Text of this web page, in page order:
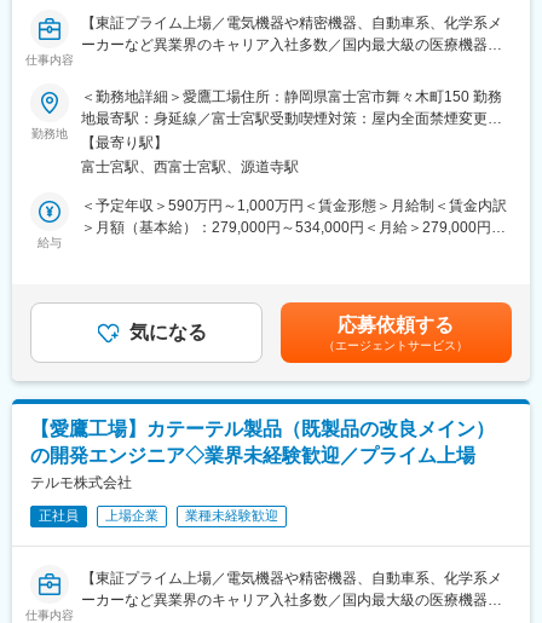
・自己点検（申請書の維持管理状態の点検）
・製品の表示物の審査業務
※規制当局対応は国内だけでなく、海外当局の対応も含まれます。
■製造品目：
富士宮工場で生産している輸液剤、血液バッグ、プレフィルドシ
リンジなどになります。これまでのご経験に応じていずれかの領
域をお任せします。
■組織構成：
品質保証部 薬事課については７名の方が在籍しております。
す。そのため薬事職として非常に豊富な経験を積むことができま
す。
■富士宮工場について：
富士宮工場は、ガラス体温計の製造工場として1964年に操業を開
始した、現存するテルモの工場の中では最も歴史のある工場で
す。現在は主に病院で用いられる輸液剤やプレフィルドシリンジ
（薬剤充填済みシリンジ）、血液センターや病院で用いる血液バ
ッグ等の輸血関連製品、そして心臓外科手術時に用いる人工心肺
用回路の生産を担い、テルモの3つのカンパニー全てに関わる生産
変更の範囲：会社の定める業務
仕事内容
【東証プライム上場／電気機器や精密機器、自動車系、化学系メ
ーカーなど異業界のキャリア入社多数／国内最大級の医療機器メ
上比率7割超】
■求人概要：
テルモでは、一般家庭用の体温計や血圧計から、病院用の体温
計、血圧計、輸液ポンプなど、医療用電気機器（ME機器）に関す
る幅広い製品ラインナップを持っています。本ポジションでは、
主力製品かつグローバル展開しているカテーテルの新製品開発の
■業務内容：
業務内容は大きく2つに分かれており、新しい施策やコンセプトを
考え、探索的・創造的な発想で新製品を開発しています。
とディスカッションしながらニーズを探索する。
・ニーズの具現化：ユーザーニーズからアイデアを固め、実際に
手を動かしてプロトタイプを作製し、本当に役に立つのかを、血
管モデル等を通じて検証する
・開発計画：商品化に向けて量産化、薬事申請など開発全体の計
画を策定する
・量産化：設備導入（技術部と協働）、量産するための生産条件
の設定を行う。何度もテストをして量産ラインに耐えられるの
か？を検証する
・薬事申請：医療機器特有の法規制に準拠するためのデータ取り
勤務地
＜勤務地詳細＞愛鷹工場住所：静岡県富士宮市舞々木町150 勤務
地最寄駅：身延線／富士宮駅受動喫煙対策：屋内全面禁煙変更の
範囲：会社の定める事業所（リモートワーク含む）
【最寄り駅】
富士宮駅、西富士宮駅、源道寺駅
給与
＜予定年収＞590万円～1,000万円＜賃金形態＞月給制＜賃金内訳
＞月額（基本給）：279,000円～534,000円＜月給＞279,000円～
金はあくまでも目安の金額であり、選考を通じて上下する可能性
があります。月給(月額)は固定手当を含めた表記です。
気になる 応募依頼する
（エージェントサービス）
【愛鷹工場】カテーテル製品（既製品の改良メイン）
の開発エンジニア◇業界未経験歓迎／プライム上場
テルモ株式会社
正社員 上場企業 業種未経験歓迎
仕事内容
【東証プライム上場／電気機器や精密機器、自動車系、化学系メ
ーカーなど異業界のキャリア入社多数／国内最大級の医療機器メ